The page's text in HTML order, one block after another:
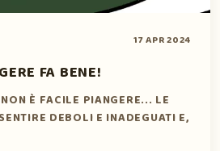
17 APR 2024
FA BENE!
È FACILE PIANGERE... LE
DEBOLI E INADEGUATI E,